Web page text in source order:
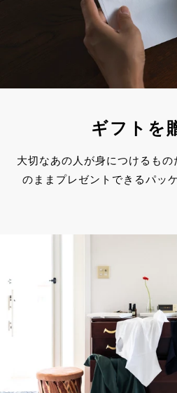
ギフトを
大切なあの人が身につけるも
のままプレゼントできるパッ